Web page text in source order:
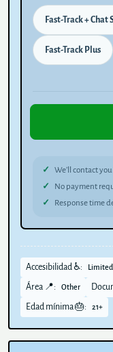
Fast-Track + Chat
Fast-Track Plus
We’ll contact
No payment
Response time
Accesibilidad ♿:
Área 📍: Other
Edad mínima 🎂: 21+